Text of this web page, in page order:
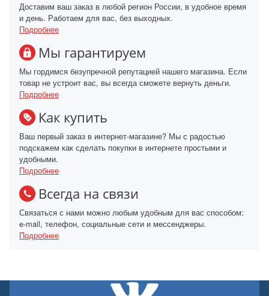
Доставим ваш заказ в любой регион России, в удобное время
и день. Работаем для вас, без выходных.
Подробнее
Мы гарантируем
Мы гордимся безупречной репутацией нашего магазина. Если
товар не устроит вас, вы всегда сможете вернуть деньги.
Подробнее
Как купить
Ваш первый заказ в интернет-магазине? Мы с радостью
подскажем как сделать покупки в интернете простыми и
удобными.
Подробнее
Всегда на связи
Связаться с нами можно любым удобным для вас способом:
e-mail, телефон, социальные сети и мессенджеры.
Подробнее